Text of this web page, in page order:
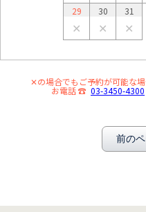
29
✕
30
✕
31
✕
✕の場合でもご予約が可能な
お電話 ☎ 03-3450-4300
前の